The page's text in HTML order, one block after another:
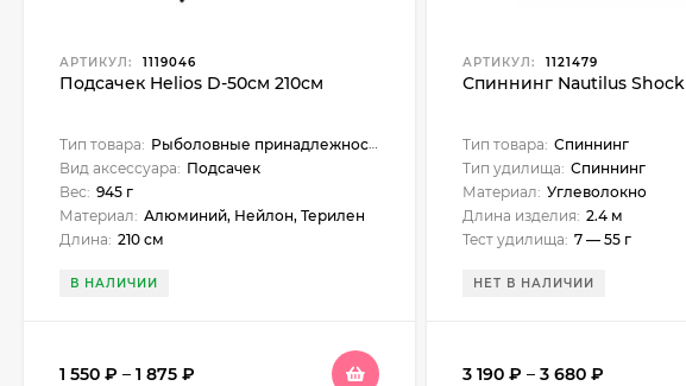
АРТИКУЛ: 1119046
Подсачек Helios D-50см 210см
Тип товара: Рыболовные принадлежности
Вид аксессуара: Подсачек
Вес: 945 г
Материал: Алюминий, Нейлон, Терилен
Длина: 210 см
В НАЛИЧИИ
1 550 ₽ – 1 875 ₽
АРТИКУЛ: 1121479
Спиннинг Nautilus Shock
Тип товара: Спиннинг
Тип удилища: Спиннинг
Материал: Углеволокно
Длина изделия: 2.4 м
Тест удилища: 7 — 55 г
НЕТ В НАЛИЧИИ
3 190₽ –3 680₽